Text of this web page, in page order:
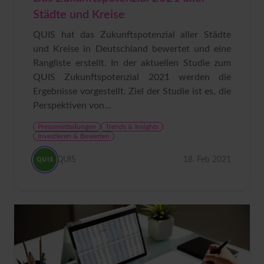
Städte und Kreise
QUIS hat das Zukunftspotenzial aller Städte
und Kreise in Deutschland bewertet und eine
Rangliste erstellt. In der aktuellen Studie zum
QUIS Zukunftspotenzial 2021 werden die
Ergebnisse vorgestellt. Ziel der Studie ist es, die
Perspektiven von...
Pressemitteilungen
Trends & Insights
Investieren & Bewerten
QUIS 18. Feb 2021